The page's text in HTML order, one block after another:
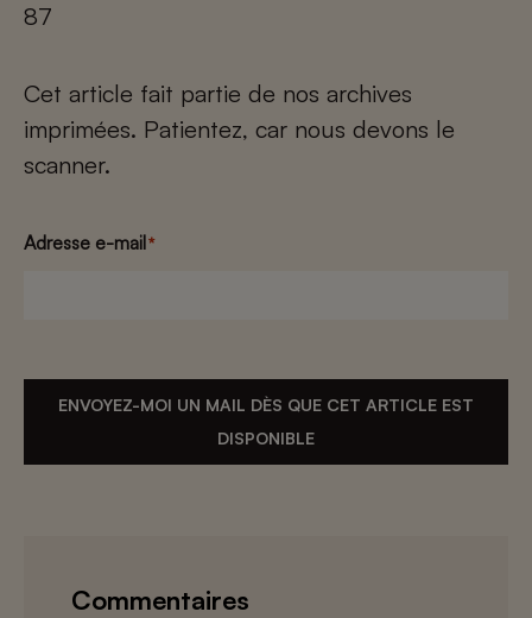
87
Cet article fait partie de nos archives
imprimées. Patientez, car nous devons le
scanner.
Adresse e-mail*
ENVOYEZ-MOI UN MAIL DÈS QUE CET ARTICLE EST
DISPONIBLE
Commentaires